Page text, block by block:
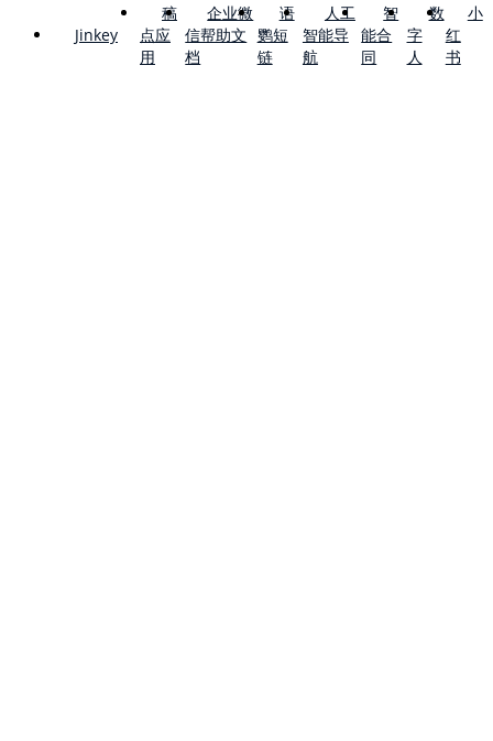
Jinkey
稿
点应
用
企业微
信帮助文
档
语
鹦短
链
人工
智能导
航
智
能合
同
数
字
人
小
红
书